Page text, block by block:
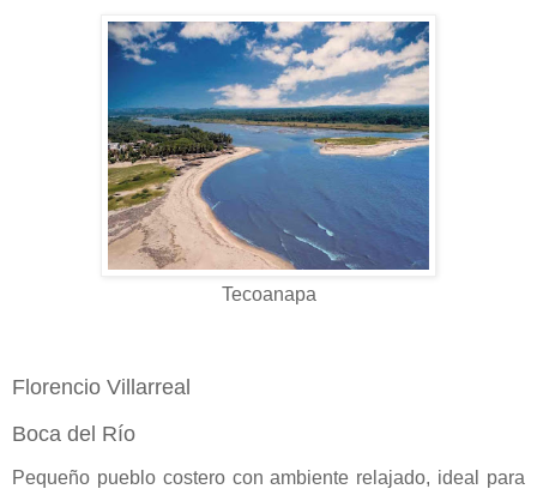
Tecoanapa
Florencio Villarreal
Boca del Río
Pequeño pueblo costero con ambiente relajado, ideal para